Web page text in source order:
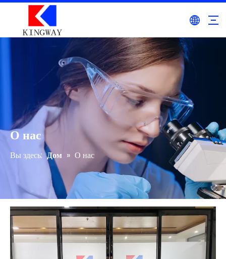
О нас
Вы здесь: Дом » О нас